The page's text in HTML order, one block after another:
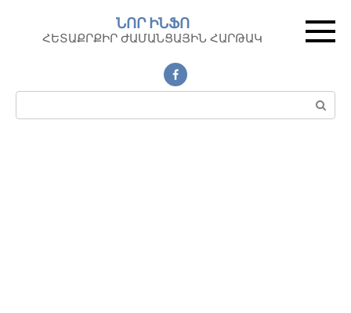
контенту
ՆՈՐ ԻՆՖՈ
ՀԵՏԱՔՐՔԻՐ ԺԱՄԱՆՑԱՅԻՆ ՀԱՐԹԱԿ
Поиск: